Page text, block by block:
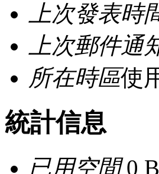
上次發表時
上次郵件通
所在時區使
統計信息
已用空間0 B